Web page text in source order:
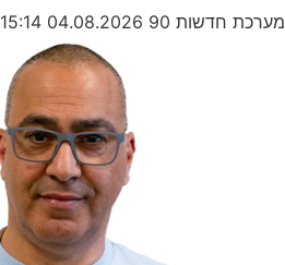
מערכת חדשות 90 04.08.2026
15:14